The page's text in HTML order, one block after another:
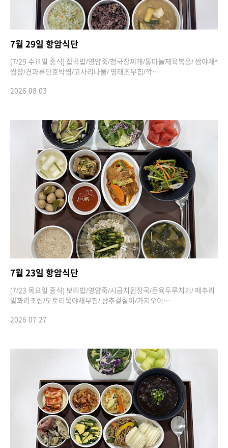
7월 29일 항암식단
[7/29 수요일 중식] 잡곡밥/영양죽/청국장찌개/통마늘제육볶음/ 쌈야채*
쌈장/견과류단호박찜/고사리나물/ 명태초무침/깍…
2026.08.03
7월 23일 항암식단
[7/23 목요일 중식] 보리밥/영양죽/시금치된장국/돈육두루치기/ 메추리
알꽈리조림/도토리묵야채무침/ 상추겉절이/가지오이…
2026.07.27